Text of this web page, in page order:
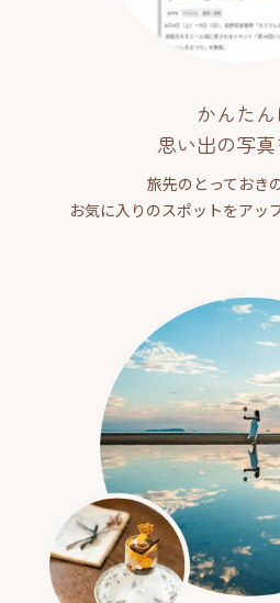
かんたん
思い出の写
旅先のとっておき
お気に入りのスポットをアッ